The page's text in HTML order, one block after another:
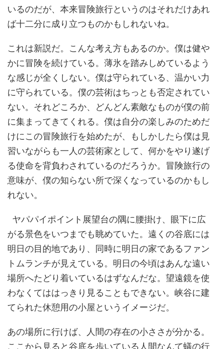
いるのだが、本来冒険旅行というのはそれだけあれ
ば十二分に成り立つものかもしれないね。
これは新説だ。こんな考え方もあるのか。僕は健や
かに冒険を続けている。薄氷を踏みしめているよう
な感じが全くしない。僕は守られている、温かい力
に守られている。僕の芸術はちっとも否定されてい
ない。それどころか、どんどん素敵なものが僕の前
に集まってきてくれる。僕は自分の楽しみのためだ
けにこの冒険旅行を始めたが、もしかしたら僕は見
習いながらも一人の芸術家として、何かをやり遂げ
る使命を背負わされているのだろうか。冒険旅行の
意味が、僕の知らない所で深くなっているのかもし
れない。
ヤパパイポイント展望台の隅に腰掛け、眼下に広
がる景色をいつまでも眺めていた。遠くの谷底には
明日の目的地であり、同時に明日の家であるファン
トムランチが見えている。明日の今頃はあんな遠い
場所へたどり着いているはずなんだな。望遠鏡を使
わなくてははっきり見ることもできない。峡谷に建
てられた休憩用の小屋というイメージだ。
あの場所に行けば、人間の存在の小ささが分かる。
ここから見ると谷底を歩いている人間なんて蟻の行